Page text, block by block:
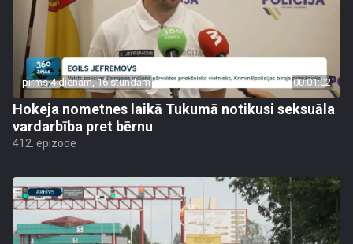
pirms 4 dienām, 16 stundām 00:01:02
Hokeja nometnes laikā Tukumā notikusi seksuāla
vardarbība pret bērnu
412. epizode